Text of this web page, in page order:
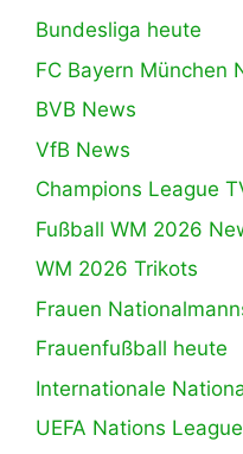
Bundesliga heute
FC Bayern München
BVB News
VfB News
Champions League
Fußball WM 2026
WM 2026 Trikots
Frauen
Frauenfußball heute
Internationale
UEFA Nations League